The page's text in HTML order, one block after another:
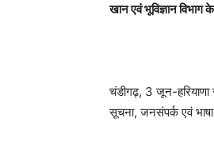
खान एवं भूविज्ञान विभाग
चंडीगढ़, 3 जून-हरियाणा
सूचना, जनसंपर्क एवं